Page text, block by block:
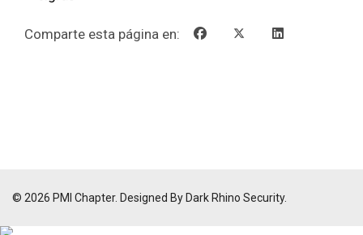
Comparte esta página en:
© 2026 PMI Chapter. Designed By Dark Rhino Security.